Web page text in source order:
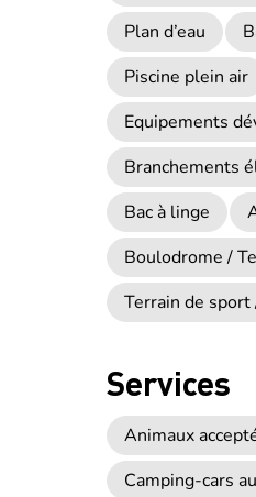
Plan d’eau
Piscine plein air
Equipements
Branchements
Bac à linge
Boulodrome /
Terrain de sport
Services
Animaux
Camping-cars